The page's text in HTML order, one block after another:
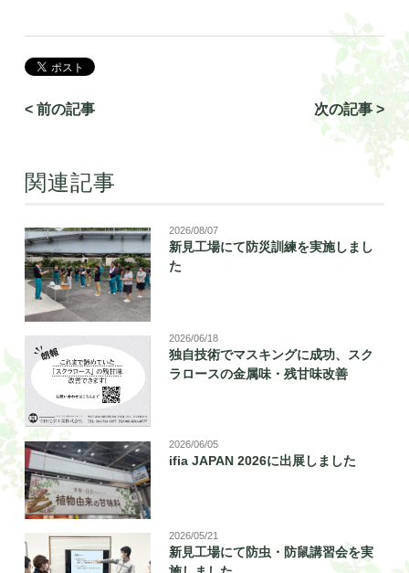
< 前の記事 次の記事 >
関連記事
2026/08/07
新見工場にて防災訓練を実施しまし
た
2026/06/18
独自技術でマスキングに成功、スク
ラロースの金属味・残甘味改善
2026/06/05
ifia JAPAN 2026に出展しました
2026/05/21
新見工場にて防虫・防鼠講習会を実